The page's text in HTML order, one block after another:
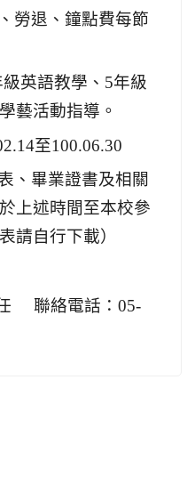
勞退、鐘點費每節
英語教學、 5年級
藝活動指導。
至100.06.30
、畢業證書及相關
上述時間至本校參
請自行下載）
聯絡電話： 05-